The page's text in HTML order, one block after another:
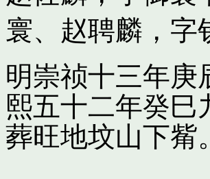
寰、 赵聘麟，字
明崇祯十三年庚
熙五十二年癸巳
葬旺地坟山下觜